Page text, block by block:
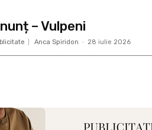
– Vulpeni
Anca Spiridon - 28 iulie 2026